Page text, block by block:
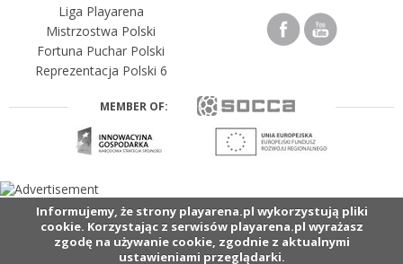
Liga Playarena
Mistrzostwa Polski
Fortuna Puchar Polski
Reprezentacja Polski 6
MEMBER OF:
Informujemy, że strony playarena.pl wykorzystują pliki
cookie. Korzystając z serwisów playarena.pl wyrażasz
zgodę na używanie cookie, zgodnie z aktualnymi
ustawieniami przeglądarki.